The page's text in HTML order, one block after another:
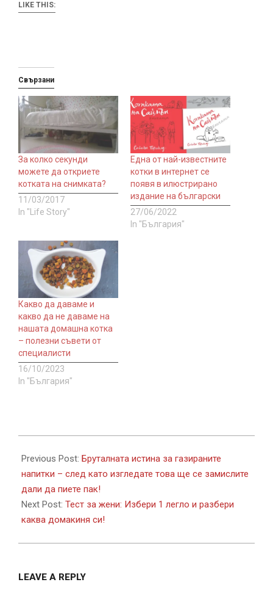
LIKE THIS:
Свързани
За колко секунди
можете да откриете
котката на снимката?
11/03/2017
In "Life Story"
Една от най-известните
котки в интернет се
появя в илюстрирано
издание на български
27/06/2022
In "България"
Какво да даваме и
какво да не даваме на
нашата домашна котка
– полезни съвети от
специалисти
16/10/2023
In "България"
09-
18
Previous Post: Бруталната истина за газираните
напитки – след като изгледате това ще се замислите
дали да пиете пак!
Next Post: Тест за жени: Избери 1 легло и разбери
каква домакиня си!
LEAVE A REPLY